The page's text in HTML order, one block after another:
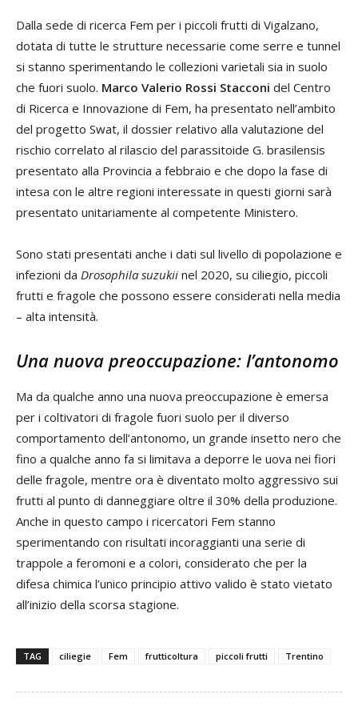
Dalla sede di ricerca Fem per i piccoli frutti di Vigalzano,
dotata di tutte le strutture necessarie come serre e tunnel
si stanno sperimentando le collezioni varietali sia in suolo
che fuori suolo. Marco Valerio Rossi Stacconi del Centro
di Ricerca e Innovazione di Fem, ha presentato nell’ambito
del progetto Swat, il dossier relativo alla valutazione del
rischio correlato al rilascio del parassitoide G. brasilensis
presentato alla Provincia a febbraio e che dopo la fase di
intesa con le altre regioni interessate in questi giorni sarà
presentato unitariamente al competente Ministero.
Sono stati presentati anche i dati sul livello di popolazione e
infezioni da Drosophila suzukii nel 2020, su ciliegio, piccoli
frutti e fragole che possono essere considerati nella media
– alta intensità.
Una nuova preoccupazione: l’antonomo
Ma da qualche anno una nuova preoccupazione è emersa
per i coltivatori di fragole fuori suolo per il diverso
comportamento dell’antonomo, un grande insetto nero che
fino a qualche anno fa si limitava a deporre le uova nei fiori
delle fragole, mentre ora è diventato molto aggressivo sui
frutti al punto di danneggiare oltre il 30% della produzione.
Anche in questo campo i ricercatori Fem stanno
sperimentando con risultati incoraggianti una serie di
trappole a feromoni e a colori, considerato che per la
difesa chimica l’unico principio attivo valido è stato vietato
all’inizio della scorsa stagione.
TAG ciliegie Fem frutticoltura piccoli frutti Trentino